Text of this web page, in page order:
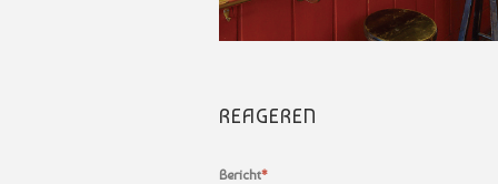
REAGEREN
Bericht*